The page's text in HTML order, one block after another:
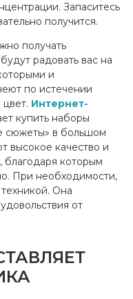
Запаситесь
получится.
получать
радовать вас на
и
по истечении
Интернет-
купить наборы
сюжеты» в большом
высокое качество и
которым
При необходимости,
Она
от